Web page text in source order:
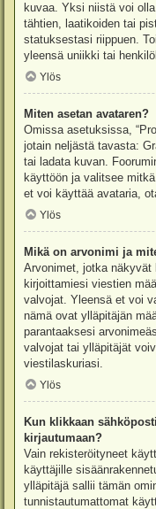
kuvaa. Yksi niistä voi
tähtien, laatikoiden tai
statuksestasi riippuen.
yleensä uniikki tai
Ylös
Miten asetan avataren?
Omissa asetuksissa,
jotain neljästä tavasta:
tai ladata kuvan.
käyttöön ja valitsee
et voi käyttää avataria,
Ylös
Mikä on arvonimi ja
Arvonimet, jotka
kirjoittamiesi viestien
valvojat. Yleensä et voi
nämä ovat ylläpitäjän
parantaaksesi
valvojat tai ylläpitäjät
viestilaskuriasi.
Ylös
Kun klikkaan
kirjautumaan?
Vain rekisteröityneet
käyttäjille
ylläpitäjä sallii tämän
tunnistautumattomat